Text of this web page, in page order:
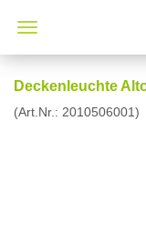
Deckenleuchte
(Art.Nr.: 2010506001)